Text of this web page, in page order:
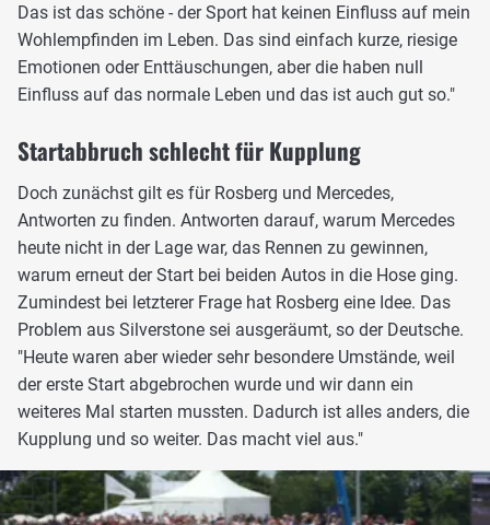
Das ist das schöne - der Sport hat keinen Einfluss auf mein
Wohlempfinden im Leben. Das sind einfach kurze, riesige
Emotionen oder Enttäuschungen, aber die haben null
Einfluss auf das normale Leben und das ist auch gut so."
Startabbruch schlecht für Kupplung
Doch zunächst gilt es für Rosberg und Mercedes,
Antworten zu finden. Antworten darauf, warum Mercedes
heute nicht in der Lage war, das Rennen zu gewinnen,
warum erneut der Start bei beiden Autos in die Hose ging.
Zumindest bei letzterer Frage hat Rosberg eine Idee. Das
Problem aus Silverstone sei ausgeräumt, so der Deutsche.
"Heute waren aber wieder sehr besondere Umstände, weil
der erste Start abgebrochen wurde und wir dann ein
weiteres Mal starten mussten. Dadurch ist alles anders, die
Kupplung und so weiter. Das macht viel aus."